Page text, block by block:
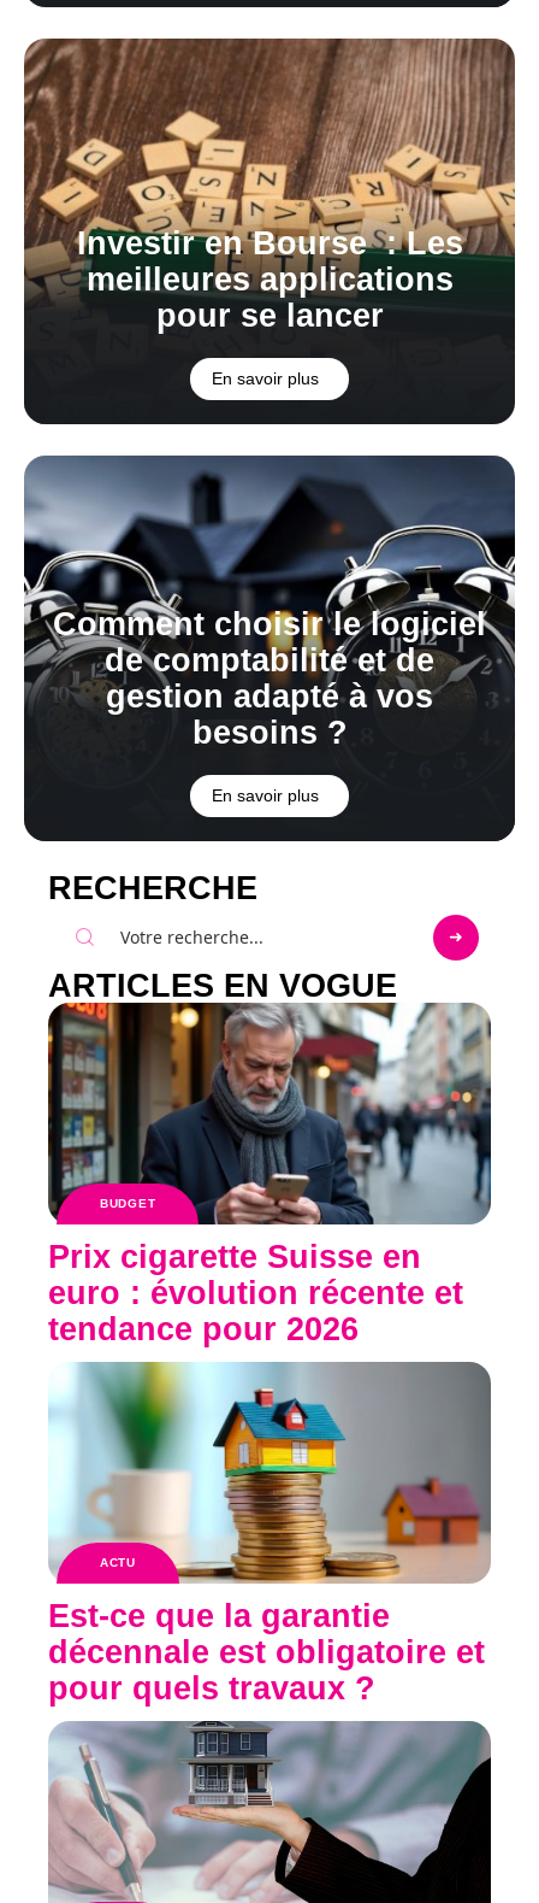
Investir en Bourse : Les
meilleures applications
pour se lancer
En savoir plus
Comment choisir le logiciel
de comptabilité et de
gestion adapté à vos
besoins ?
En savoir plus
RECHERCHE
ARTICLES EN VOGUE
BUDGET
Prix cigarette Suisse en
euro : évolution récente et
tendance pour 2026
ACTU
Est-ce que la garantie
décennale est obligatoire et
pour quels travaux ?